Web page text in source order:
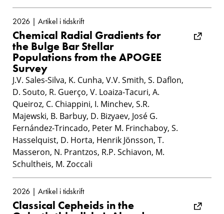
2026 | Artikel i tidskrift
Chemical Radial Gradients for
the Bulge Bar Stellar
Populations from the APOGEE
Survey
J.V. Sales-Silva, K. Cunha, V.V. Smith, S. Daflon,
D. Souto, R. Guerço, V. Loaiza-Tacuri, A.
Queiroz, C. Chiappini, I. Minchev, S.R.
Majewski, B. Barbuy, D. Bizyaev, José G.
Fernández-Trincado, Peter M. Frinchaboy, S.
Hasselquist, D. Horta, Henrik Jönsson, T.
Masseron, N. Prantzos, R.P. Schiavon, M.
Schultheis, M. Zoccali
2026 | Artikel i tidskrift
Classical Cepheids in the